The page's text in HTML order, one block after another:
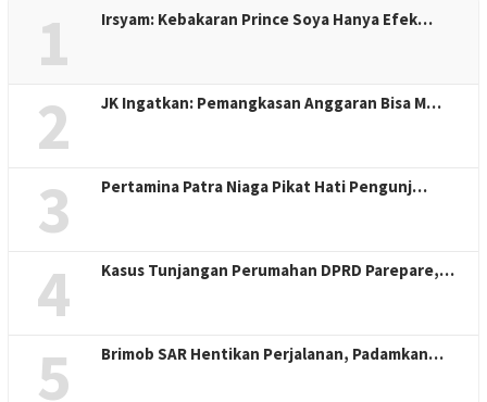
1 Irsyam: Kebakaran Prince Soya Hanya Efek…
2 JK Ingatkan: Pemangkasan Anggaran Bisa M…
3 Pertamina Patra Niaga Pikat Hati Pengunj…
4 Kasus Tunjangan Perumahan DPRD Parepare,…
5 Brimob SAR Hentikan Perjalanan, Padamkan…